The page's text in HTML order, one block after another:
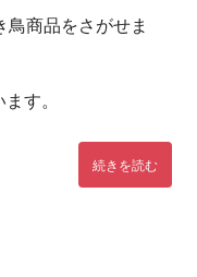
商品をさがせま
す。
続きを読む